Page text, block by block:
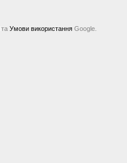
та Умови використання Google.